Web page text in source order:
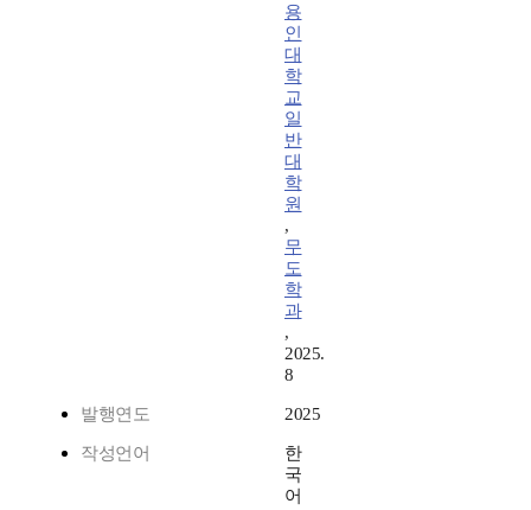
용
인
대
학
교
일
반
대
학
원
,
무
도
학
과
,
2025.
8
발행연도 2025
작성언어
한
국
어